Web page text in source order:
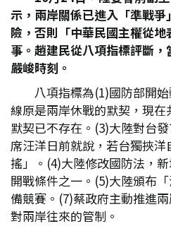
示，兩岸關係已進入「準戰
險，否則「中華民國主權從
事。趙建民從八項指標評斷
嚴峻時刻。
八項指標為(1)國防部開
線原是兩岸休戰的默契，現
默契已不存在。(3)大陸對台
席汪洋日前就說，若台獨挾
搖」。(4)大陸修改國防法，
開戰條件之一。(5)大陸頒布
備競賽。(7)蔡政府主動推進
對兩岸往來的管制。